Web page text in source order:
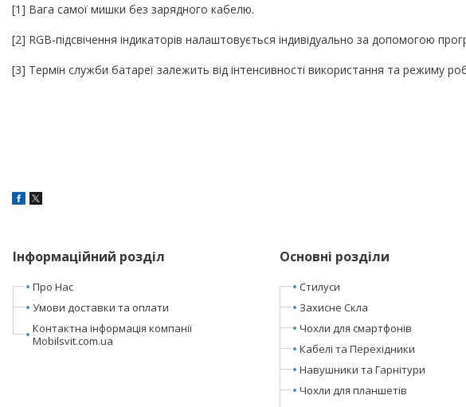
[1] Вага самої мишки без зарядного кабелю.
[2] RGB-підсвічення індикаторів налаштовується індивідуально за допомогою
[3] Термін служби батареї залежить від інтенсивності використання та режиму
Інформаційний розділ
Про Нас
Умови доставки та оплати
Контактна інформація компанії
Mobilsvit.com.ua
Основні розділи
Стилуси
Захисне Скла
Чохли для смартфонів
Кабелі та Перехідники
Навушники та Гарнітури
Чохли для планшетів